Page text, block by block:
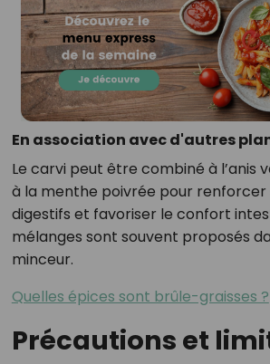
En association avec d'autres
Le carvi peut être combiné à l’anis
à la menthe poivrée pour renforcer
digestifs et favoriser le confort
mélanges sont souvent proposés
minceur.
Quelles épices sont brûle-graisses ?
Précautions et